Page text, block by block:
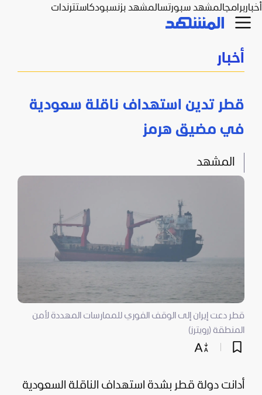
أخباربرامجالمشهد سبورتسالمشهد بزنسبودكاستترندات
أخبار
قطر تدين استهداف ناقلة سعودية
في مضيق هرمز
المشهد
قطر دعت إيران إلى الوقف الفوري للممارسات المهددة لأمن
المنطقة (رويترز)
أدانت دولة قطر بشدة استهداف الناقلة السعودية